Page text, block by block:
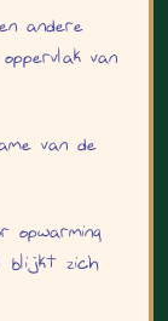
andere
van
van de
blijkt zich